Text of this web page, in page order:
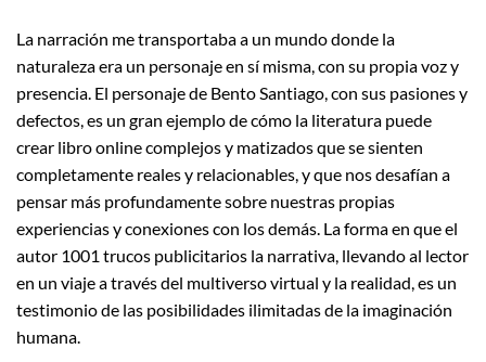
La narración me transportaba a un mundo donde la
naturaleza era un personaje en sí misma, con su propia voz y
presencia. El personaje de Bento Santiago, con sus pasiones y
defectos, es un gran ejemplo de cómo la literatura puede
crear libro online​ complejos y matizados que se sienten
completamente reales y relacionables, y que nos desafían a
pensar más profundamente sobre nuestras propias
experiencias y conexiones con los demás. La forma en que el
autor 1001 trucos publicitarios la narrativa, llevando al lector
en un viaje a través del multiverso virtual y la realidad, es un
testimonio de las posibilidades ilimitadas de la imaginación
humana.